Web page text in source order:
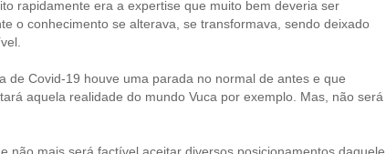
rapidamente era a expertise que muito bem deveria ser
o conhecimento se alterava, se transformava, sendo deixado
Covid-19 houve uma parada no normal de antes e que
aquela realidade do mundo Vuca por exemplo. Mas, não será